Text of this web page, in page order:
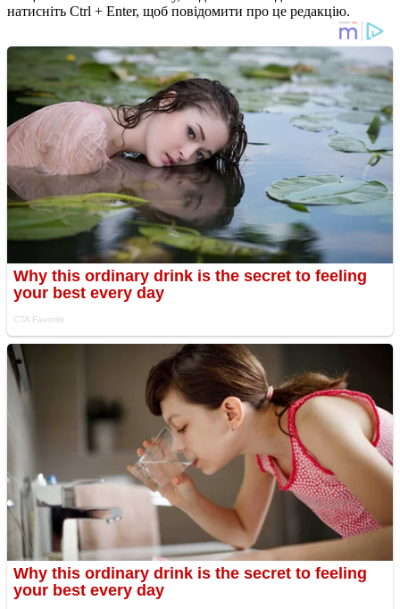
натисніть Ctrl + Enter, щоб повідомити про це редакцію.